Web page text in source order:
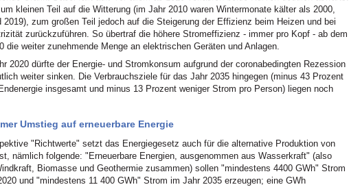
kleinen Teil auf die Witterung (im Jahr 2010 waren Wintermonate kälter als 2000,
2019), zum großen Teil jedoch auf die Steigerung der Effizienz beim Heizen und bei
zurückzuführen. So übertraf die höhere Stromeffizienz - immer pro Kopf - ab dem
die weiter zunehmende Menge an elektrischen Geräten und Anlagen.
2020 dürfte der Energie- und Stromkonsum aufgrund der coronabedingten Rezession
weiter sinken. Die Verbrauchsziele für das Jahr 2035 hingegen (minus 43 Prozent
insgesamt und minus 13 Prozent weniger Strom pro Person) liegen noch
Umstieg auf erneuerbare Energie
"Richtwerte" setzt das Energiegesetz auch für die alternative Produktion von
nämlich folgende: "Erneuerbare Energien, ausgenommen aus Wasserkraft" (also
Biomasse und Geothermie zusammen) sollen "mindestens 4400 GWh" Strom
und "mindestens 11 400 GWh" Strom im Jahr 2035 erzeugen; eine GWh